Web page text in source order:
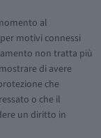
al
motivi connessi
non tratta più
di avere
che
o che il
un diritto in